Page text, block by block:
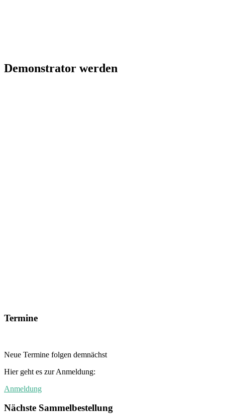
Demonstrator werden
Termine
Neue Termine folgen demnächst
Hier geht es zur Anmeldung:
Anmeldung
Nächste Sammelbestellung